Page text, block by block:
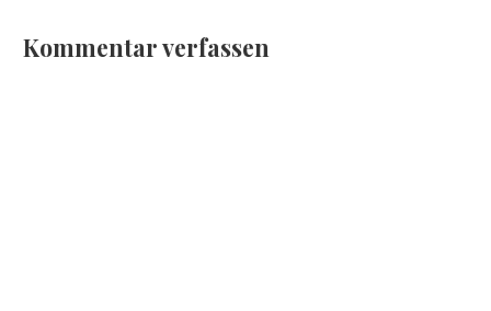
Kommentar verfassen